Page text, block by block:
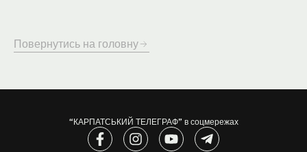
Повернутись на головну
“КАРПАТСЬКИЙ ТЕЛЕГРАФ” в соцмережах
F
a
I
n
Y
o
T
e